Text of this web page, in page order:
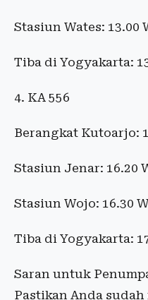
Stasiun Wates: 13.00
Tiba di Yogyakarta:
4. KA 556
Berangkat Kutoarjo:
Stasiun Jenar: 16.20
Stasiun Wojo: 16.30
Tiba di Yogyakarta:
Saran untuk
Pastikan Anda